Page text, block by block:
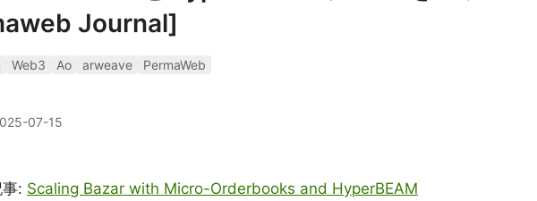
Journal]
Web3 Ao arweave
PermaWeb
07-15
: Scaling Bazar with Micro-Orderbooks and HyperBEAM